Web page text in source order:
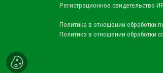
Регистрационное свидетельство
Политика в отношении обработки
Политика в отношении обработки